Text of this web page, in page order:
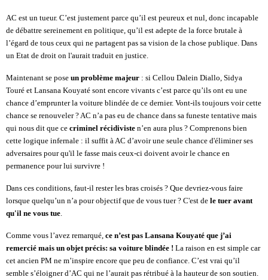
AC est un tueur. C’est justement parce qu’il est peureux et nul, donc incapable
de débattre sereinement en politique, qu’il est adepte de la force brutale à
l’égard de tous ceux qui ne partagent pas sa vision de la chose publique. Dans
un Etat de droit on l'aurait traduit en justice.
Maintenant se pose un problème majeur : si Cellou Dalein Diallo, Sidya
Touré et Lansana Kouyaté sont encore vivants c’est parce qu’ils ont eu une
chance d’emprunter la voiture blindée de ce dernier. Vont-ils toujours voir cette
chance se renouveler ? AC n’a pas eu de chance dans sa funeste tentative mais
qui nous dit que ce criminel récidiviste n’en aura plus ? Comprenons bien
cette logique infernale : il suffit à AC d’avoir une seule chance d'éliminer ses
adversaires pour qu'il le fasse mais ceux-ci doivent avoir le chance en
permanence pour lui survivre !
Dans ces conditions, faut-il rester les bras croisés ? Que devriez-vous faire
lorsque quelqu’un n’a pour objectif que de vous tuer ? C'est de le tuer avant
qu'il ne vous tue
Comme vous l’avez remarqué, ce n’est pas Lansana Kouyaté que j’ai
remercié mais un objet précis: sa voiture blindée ! La raison en est simple car
cet ancien PM ne m’inspire encore que peu de confiance. C’est vrai qu’il
semble s’éloigner d’AC qui ne l’aurait pas rétribué à la hauteur de son soutien.